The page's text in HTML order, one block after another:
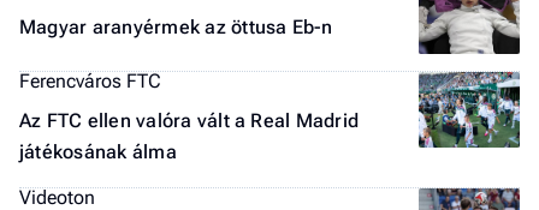
Magyar aranyérmek az öttusa Eb-n
Ferencváros FTC
Az FTC ellen valóra vált a Real Madrid
játékosának álma
Videoton